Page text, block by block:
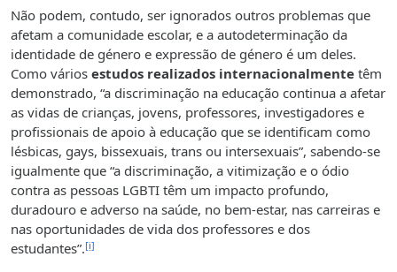
Não podem, contudo, ser ignorados outros problemas que
afetam a comunidade escolar, e a autodeterminação da
identidade de género e expressão de género é um deles.
Como vários estudos realizados internacionalmente têm
demonstrado, “a discriminação na educação continua a afetar
as vidas de crianças, jovens, professores, investigadores e
profissionais de apoio à educação que se identificam como
lésbicas, gays, bissexuais, trans ou intersexuais”, sabendo-se
igualmente que “a discriminação, a vitimização e o ódio
contra as pessoas LGBTI têm um impacto profundo,
duradouro e adverso na saúde, no bem-estar, nas carreiras e
nas oportunidades de vida dos professores e dos
estudantes”.[i]